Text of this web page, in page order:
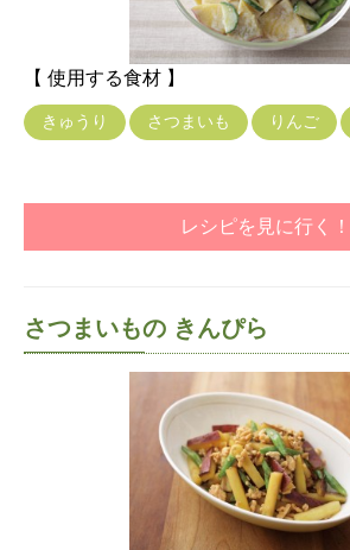
【 使用する食材 】
きゅうり さつまいも りんご
レシピを見に行く！
さつまいもの きんぴら